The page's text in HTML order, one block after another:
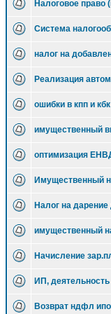
Налоговое право
Система
налог на
Реализация
ошибки в кпп и кбк
имущественный
оптимизация
Имущественный
Налог на дарение
имущественный
Начисление
ИП,
Возврат ндфл